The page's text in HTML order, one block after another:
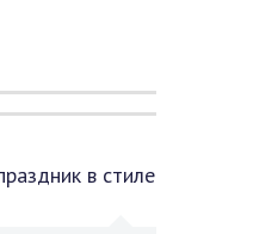
в стиле